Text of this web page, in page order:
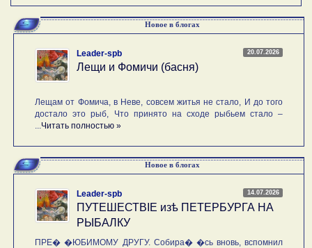
Новое в блогах
20.07.2026
Leader-spb
Лещи и Фомичи (басня)
Лещам от Фомича, в Неве, совсем житья не стало, И до того
достало это рыб, Что принято на сходе рыбьем стало –
Читать полностью »
Новое в блогах
14.07.2026
Leader-spb
ПУТЕШЕСТВIE изѣ ПЕТЕРБУРГА НА
РЫБАЛКУ
ПРЕ� �ЮБИМОМУ ДРУГУ. Собира� �сь вновь, вспомнил